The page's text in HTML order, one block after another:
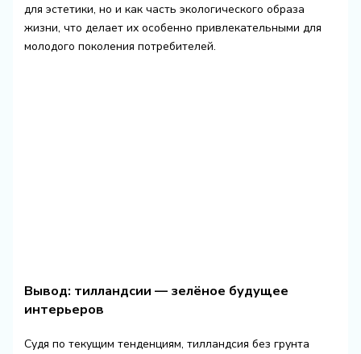
для эстетики, но и как часть экологического образа
жизни, что делает их особенно привлекательными для
молодого поколения потребителей.
Вывод: тилландсии — зелёное будущее
интерьеров
Судя по текущим тенденциям, тилландсия без грунта